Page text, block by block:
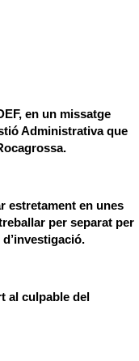
en un missatge
Administrativa que
estretament en unes
per separat per
al culpable del